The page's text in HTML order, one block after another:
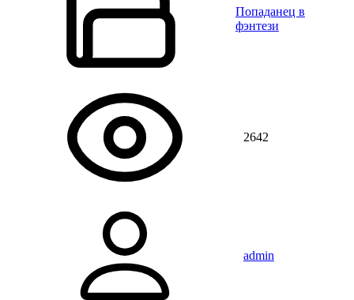
Попаданец в
фэнтези
2642
admin